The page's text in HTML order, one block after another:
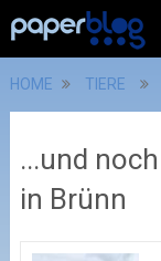
HOME TIERE
...und
in Brünn